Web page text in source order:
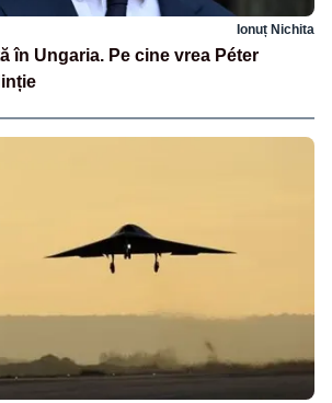
Ionuț Nichita
în Ungaria. Pe cine vrea Péter